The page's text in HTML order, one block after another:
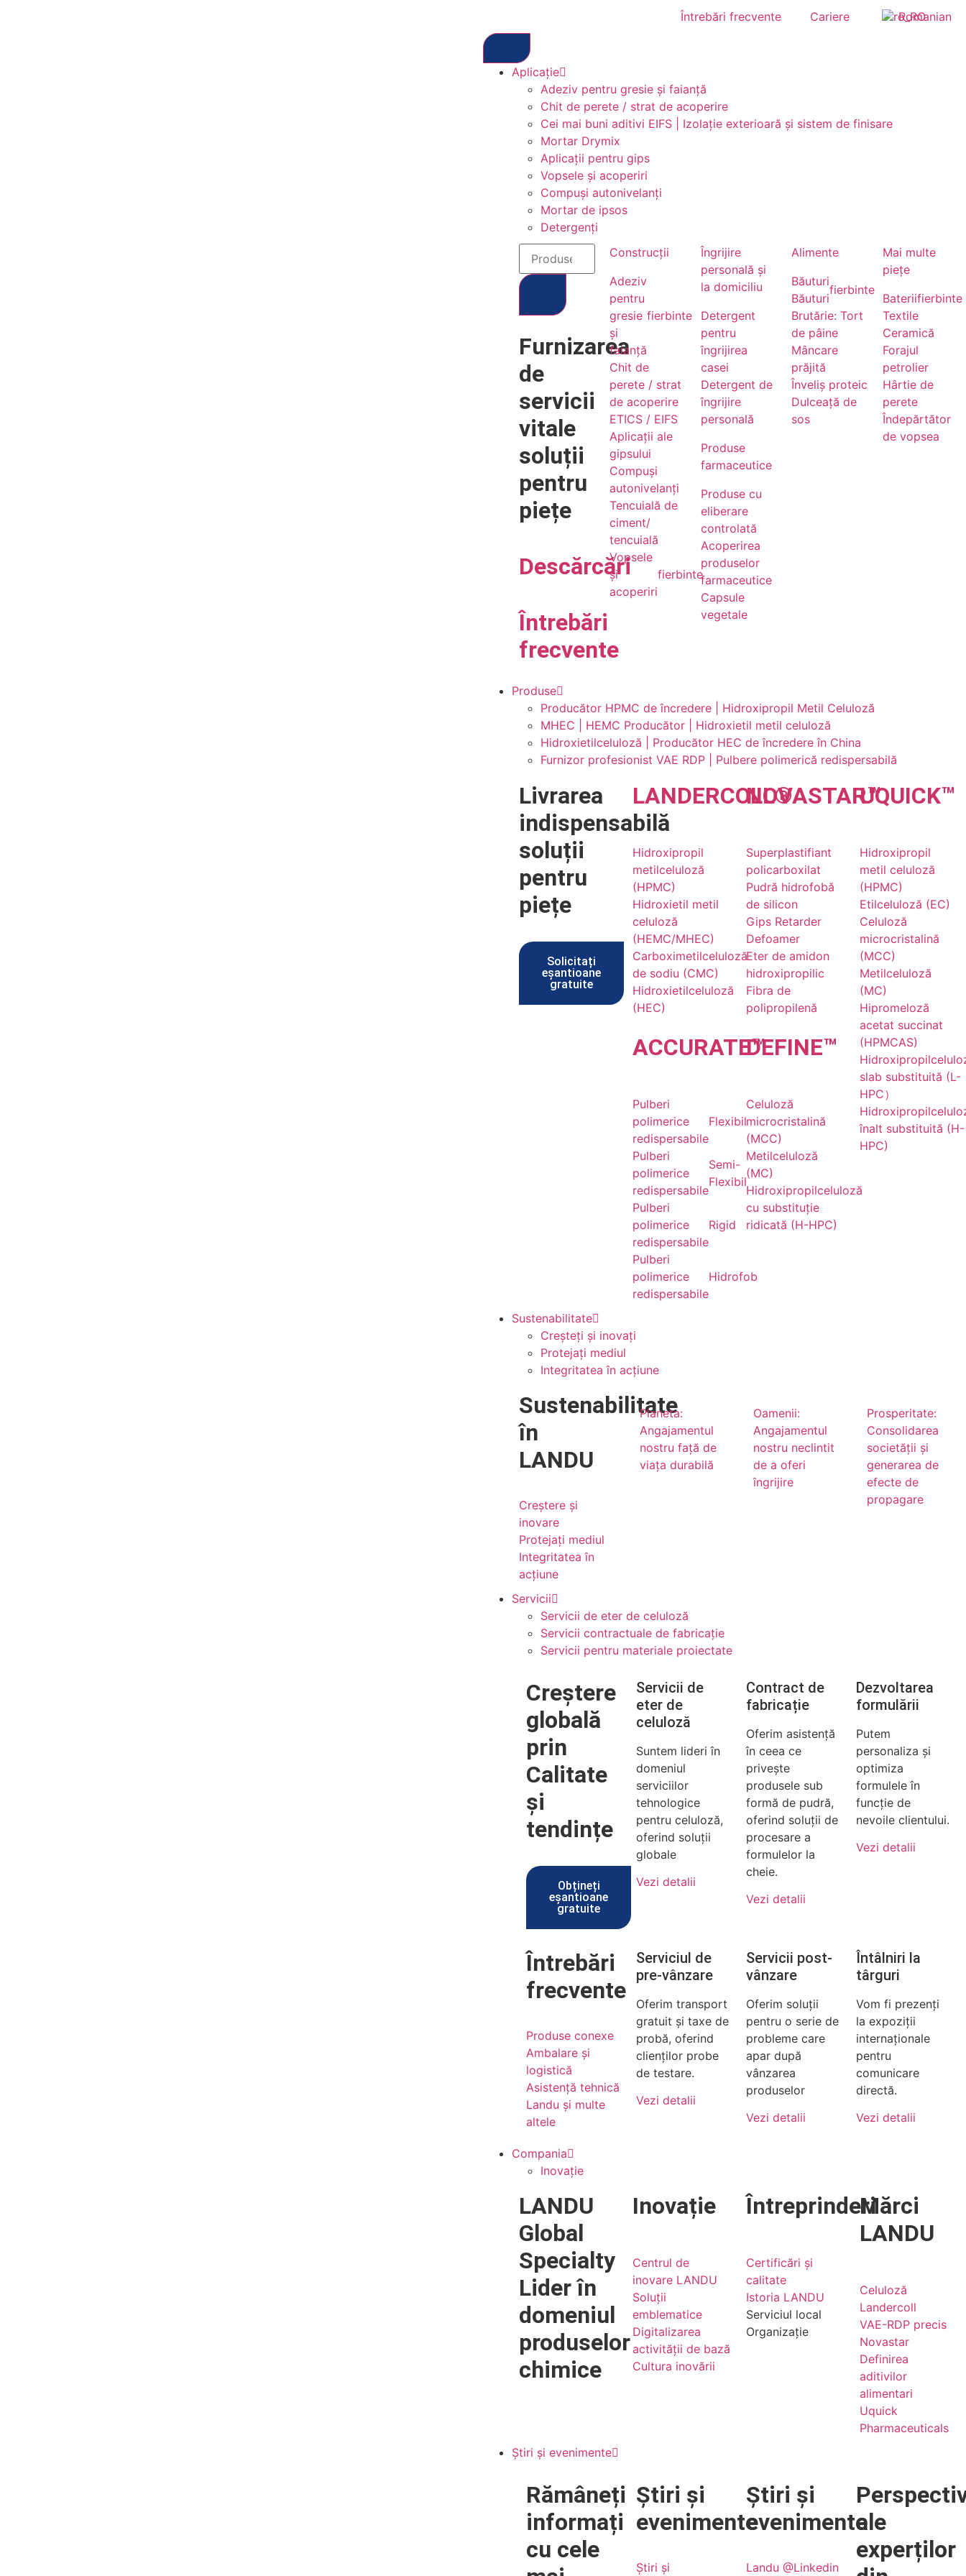
Întrebări frecvente Cariere Romanian
Aplicație
Adeziv pentru gresie și faianță
Chit de perete / strat de acoperire
Cei mai buni aditivi EIFS | Izolație exterioară și sistem de finisare
Mortar Drymix
Aplicații pentru gips
Vopsele și acoperiri
Compuși autonivelanți
Mortar de ipsos
Detergenți
Furnizarea
de
servicii
vitale
soluții
pentru
piețe
Descărcări
Întrebări
frecvente
Construcții
Adeziv
pentru
gresie
și
faianță
fierbinte
Chit de
perete / strat
de acoperire
ETICS / EIFS
Aplicații ale
gipsului
Compuși
autonivelanți
Tencuială de
ciment/
tencuială
Vopsele
și
acoperiri
fierbinte
Îngrijire
personală și
la domiciliu
Detergent
pentru
îngrijirea
casei
Detergent de
îngrijire
personală
Produse
farmaceutice
Produse cu
eliberare
controlată
Acoperirea
produselor
farmaceutice
Capsule
vegetale
Alimente
Băuturi
Băuturi
fierbinte
Brutărie: Tort
de pâine
Mâncare
prăjită
Înveliș proteic
Dulceață de
sos
Mai multe
piețe
Bateriifierbinte
Textile
Ceramică
Forajul
petrolier
Hârtie de
perete
Îndepărtător
de vopsea
Produse
Producător HPMC de încredere | Hidroxipropil Metil Celuloză
MHEC | HEMC Producător | Hidroxietil metil celuloză
Hidroxietilceluloză | Producător HEC de încredere în China
Furnizor profesionist VAE RDP | Pulbere polimerică redispersabilă
Livrarea
indispensabilă
soluții
pentru
piețe
Solicitați
eșantioane
gratuite
LANDERCOLL®
Hidroxipropil
metilceluloză
(HPMC)
Hidroxietil metil
celuloză
(HEMC/MHEC)
Carboximetilceluloză
de sodiu (CMC)
Hidroxietilceluloză
(HEC)
ACCURATE™
Pulberi
polimerice
redispersabile
Flexibil
Pulberi
polimerice
redispersabile
Semi-
Flexibil
Pulberi
polimerice
redispersabile
Rigid
Pulberi
polimerice
redispersabile
Hidrofob
NOVASTAR™
Superplastifiant
policarboxilat
Pudră hidrofobă
de silicon
Gips Retarder
Defoamer
Eter de amidon
hidroxipropilic
Fibra de
polipropilenă
DEFINE™
Celuloză
microcristalină
(MCC)
Metilceluloză
(MC)
Hidroxipropilceluloză
cu substituție
ridicată (H-HPC)
UQUICK™
Hidroxipropil
metil celuloză
(HPMC)
Etilceluloză (EC)
Celuloză
microcristalină
(MCC)
Metilceluloză
(MC)
Hipromeloză
acetat succinat
(HPMCAS)
slab substituită (L-
HPC）
înalt substituită (H-
HPC)
Sustenabilitate
Creșteți și inovați
Protejați mediul
Integritatea în acțiune
Sustenabilitate
în
LANDU
Creștere și
inovare
Protejați mediul
Integritatea în
acțiune
Planeta:
Angajamentul
nostru față de
viața durabilă
Oamenii:
Angajamentul
nostru neclintit
de a oferi
îngrijire
Prosperitate:
Consolidarea
societății și
generarea de
efecte de
propagare
Servicii
Servicii de eter de celuloză
Servicii contractuale de fabricație
Servicii pentru materiale proiectate
Creștere
globală
prin
Calitate
și
tendințe
Obțineți
eșantioane
gratuite
Servicii de
eter de
celuloză
Suntem lideri în
domeniul
serviciilor
tehnologice
pentru celuloză,
oferind soluții
globale
Vezi detalii
Contract de
fabricație
Oferim asistență
în ceea ce
privește
produsele sub
formă de pudră,
oferind soluții de
procesare a
formulelor la
cheie.
Vezi detalii
Dezvoltarea
formulării
Putem
personaliza și
optimiza
formulele în
funcție de
nevoile clientului.
Vezi detalii
Întrebări
frecvente
Produse conexe
Ambalare și
logistică
Asistență tehnică
Landu și multe
altele
Serviciul de
pre-vânzare
Oferim transport
gratuit și taxe de
probă, oferind
clienților probe
de testare.
Vezi detalii
Servicii post-
vânzare
Oferim soluții
pentru o serie de
probleme care
apar după
vânzarea
produselor
Vezi detalii
Întâlniri la
târguri
Vom fi prezenți
la expoziții
internaționale
pentru
comunicare
directă.
Vezi detalii
Compania
Inovație
LANDU
Global
Specialty
Lider în
domeniul
produselor
chimice
Inovație
Centrul de
inovare LANDU
Soluții
emblematice
Digitalizarea
activității de bază
Cultura inovării
Întreprinderi
Certificări și
calitate
Istoria LANDU
Serviciul local
Organizație
Mărci
LANDU
Celuloză
Landercoll
VAE-RDP precis
Novastar
Definirea
aditivilor
alimentari
Uquick
Pharmaceuticals
Știri și evenimente
Rămâneți
informați
cu cele
Știri și
evenimente
Știri și
Știri și
evenimente
Landu @Linkedin
ale
experților